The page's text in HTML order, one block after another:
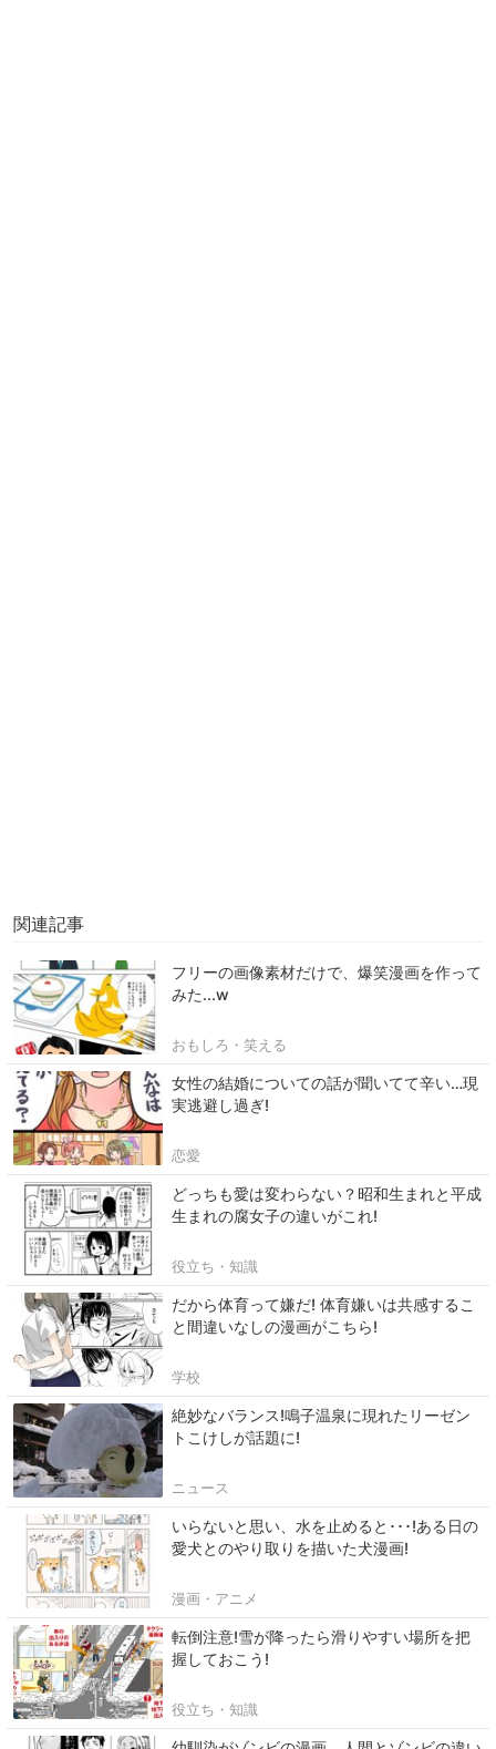
関連記事
フリーの画像素材だけで、爆笑漫画を作って
みた...w
おもしろ・笑える
女性の結婚についての話が聞いてて辛い…現
実逃避し過ぎ!
恋愛
どっちも愛は変わらない？昭和生まれと平成
生まれの腐女子の違いがこれ!
役立ち・知識
だから体育って嫌だ! 体育嫌いは共感するこ
と間違いなしの漫画がこちら!
学校
絶妙なバランス!鳴子温泉に現れたリーゼン
トこけしが話題に!
ニュース
いらないと思い、水を止めると･･･!ある日の
愛犬とのやり取りを描いた犬漫画!
漫画・アニメ
転倒注意!雪が降ったら滑りやすい場所を把
握しておこう!
役立ち・知識